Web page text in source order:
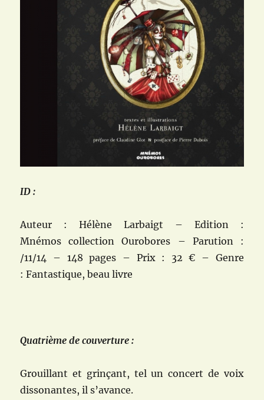
ID :
Auteur : Hélène Larbaigt – Edition :
Mnémos collection Ourobores – Parution :
/11/14 – 148 pages – Prix : 32 € – Genre
: Fantastique, beau livre
Quatrième de couverture :
Grouillant et grinçant, tel un concert de voix
dissonantes, il s’avance.